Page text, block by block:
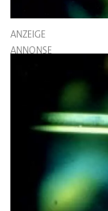
ANZEIGE